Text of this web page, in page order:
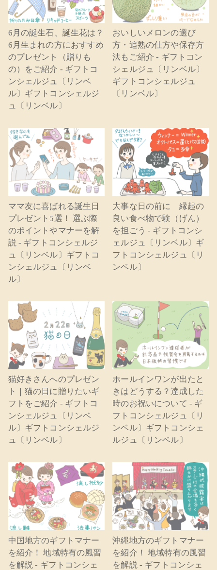
6月の誕生石、誕生花は？
6月生まれの方におすすめ
のプレゼント（贈りも
の）をご紹介 - ギフトコ
ンシェルジュ〔リンベ
ル〕ギフトコンシェルジ
ュ〔リンベル〕
おいしいメロンの選び
方・追熟の仕方や保存方
法もご紹介 - ギフトコン
シェルジュ〔リンベル〕
ギフトコンシェルジュ
〔リンベル〕
ママ友に喜ばれる誕生日
プレゼント5選！ 選ぶ際
のポイントやマナーを解
説 - ギフトコンシェルジ
ュ〔リンベル〕ギフトコ
ンシェルジュ〔リンベ
ル〕
大事な日の前に 縁起の
良い食べ物で験（げん）
を担ごう - ギフトコンシ
ェルジュ〔リンベル〕ギ
フトコンシェルジュ〔リ
ンベル〕
猫好きさんへのプレゼン
ト｜猫の日に贈りたいギ
フトをご紹介 - ギフトコ
ンシェルジュ〔リンベ
ル〕ギフトコンシェルジ
ュ〔リンベル〕
ホールインワンが出たと
きはどうする？達成した
時のお祝いについて - ギ
フトコンシェルジュ〔リ
ンベル〕ギフトコンシェ
ルジュ〔リンベル〕
中国地方のギフトマナー
を紹介！ 地域特有の風習
を解説 - ギフトコンシェ
沖縄地方のギフトマナー
を紹介！ 地域特有の風習
を解説 - ギフトコンシェ